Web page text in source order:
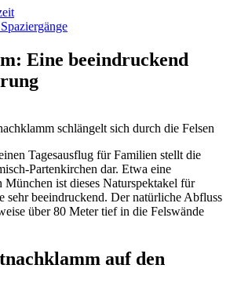
Eine beeindruckend
Tagesausflug für Familien stellt die
Partenkirchen dar. Etwa eine
ist dieses Naturspektakel für
sehr beeindruckend. Der natürliche Abfluss
über 80 Meter tief in die Felswände
auf den